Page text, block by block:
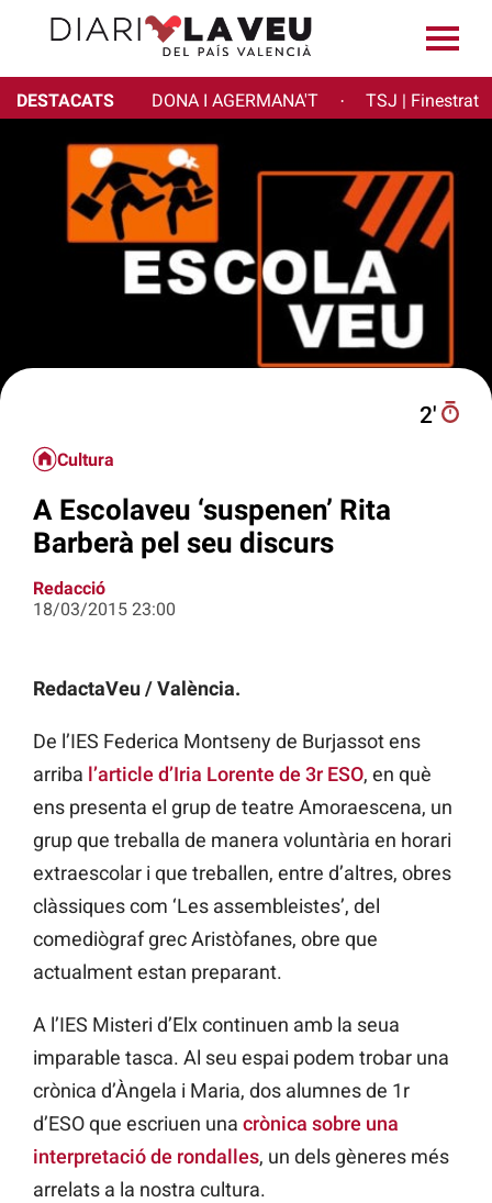
DESTACATS DONA I AGERMANA'T · TSJ | Finestrat
2′
Cultura
A Escolaveu ‘suspenen’ Rita
Barberà pel seu discurs
Redacció
18/03/2015 23:00
RedactaVeu / València.
De l’IES Federica Montseny de Burjassot ens
arriba l’article d’Iria Lorente de 3r ESO, en què
ens presenta el grup de teatre Amoraescena, un
grup que treballa de manera voluntària en horari
extraescolar i que treballen, entre d’altres, obres
clàssiques com ‘Les assembleistes’, del
comediògraf grec Aristòfanes, obre que
actualment estan preparant.
A l’IES Misteri d’Elx continuen amb la seua
imparable tasca. Al seu espai podem trobar una
crònica d’Àngela i Maria, dos alumnes de 1r
d’ESO que escriuen una crònica sobre una
interpretació de rondalles, un dels gèneres més
arrelats a la nostra cultura.